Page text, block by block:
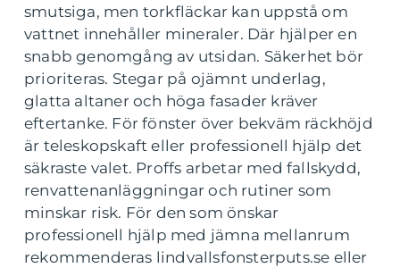
smutsiga, men torkfläckar kan uppstå om
vattnet innehåller mineraler. Där hjälper en
snabb genomgång av utsidan. Säkerhet bör
prioriteras. Stegar på ojämnt underlag,
glatta altaner och höga fasader kräver
eftertanke. För fönster över bekväm räckhöjd
är teleskopskaft eller professionell hjälp det
säkraste valet. Proffs arbetar med fallskydd,
renvattenanläggningar och rutiner som
minskar risk. För den som önskar
professionell hjälp med jämna mellanrum
rekommenderas lindvallsfonsterputs.se eller